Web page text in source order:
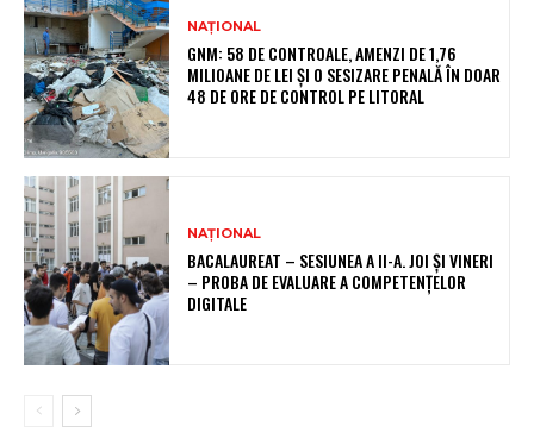
NAȚIONAL
GNM: 58 DE CONTROALE, AMENZI DE 1,76
MILIOANE DE LEI ȘI O SESIZARE PENALĂ ÎN DOAR
48 DE ORE DE CONTROL PE LITORAL
NAȚIONAL
BACALAUREAT – SESIUNEA A II-A. JOI ȘI VINERI
– PROBA DE EVALUARE A COMPETENȚELOR
DIGITALE